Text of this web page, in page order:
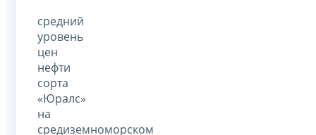
средний
уровень
цен
нефти
сорта
«Юралс»
на
средиземноморском